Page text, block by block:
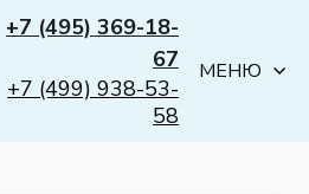
+7 (495) 369-18-
67
+7 (499) 938-53-
58
МЕНЮ